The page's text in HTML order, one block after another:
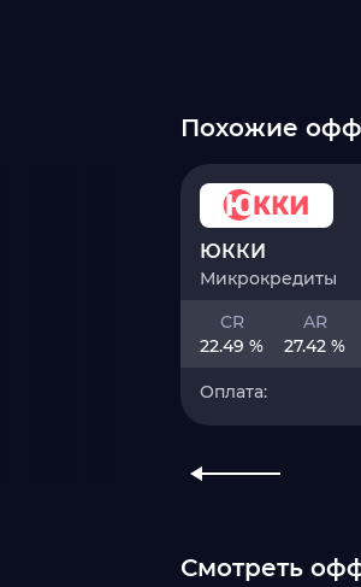
Похожие
ЮККИ
Микрокредиты
CR
22.49 %
AR
27.42 %
Оплата:
Смотреть